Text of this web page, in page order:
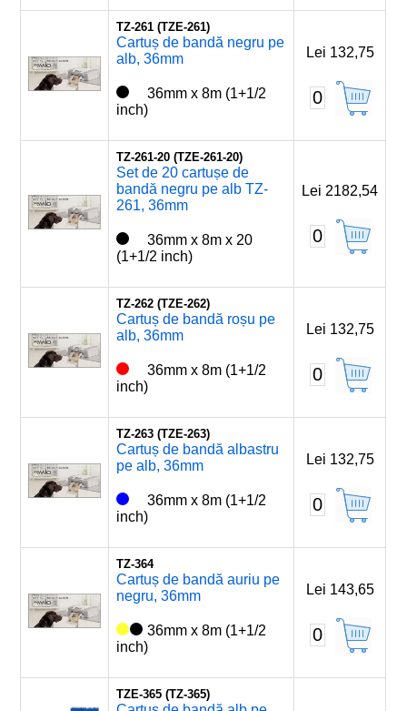
TZ-261 (TZE-261)
Cartuș de bandă negru pe
alb, 36mm
36mm x 8m (1+1/2
inch)
Lei 132,75
0
TZ-261-20 (TZE-261-20)
Set de 20 cartușe de
bandă negru pe alb TZ-
261, 36mm
36mm x 8m x 20
(1+1/2 inch)
Lei 2182,54
0
TZ-262 (TZE-262)
Cartuș de bandă roșu pe
alb, 36mm
36mm x 8m (1+1/2
inch)
Lei 132,75
0
TZ-263 (TZE-263)
Cartuș de bandă albastru
pe alb, 36mm
36mm x 8m (1+1/2
inch)
Lei 132,75
0
TZ-364
Cartuș de bandă auriu pe
negru, 36mm
36mm x 8m (1+1/2
inch)
Lei 143,65
0
TZE-365 (TZ-365)